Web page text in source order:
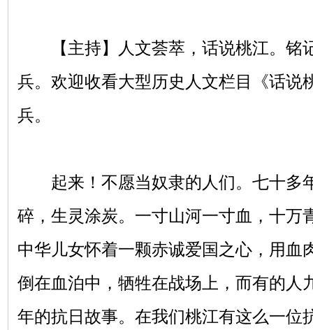
【主持】人文荟萃，话说桃江。铭
兵。欢迎收看大型历史人文栏目《话说
兵。
起来！不愿当奴隶的人们。七十多
碎，生灵涂炭。一寸山河一寸血，十万
中华儿女怀着一颗赤诚爱国之心，用血
倒在血泊中，牺牲在战场上，而有的人
年的抗日故事。在我们桃江有这么一位